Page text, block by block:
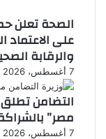
الصحة تعلن
على الاعتماد
والرقابة
7 أغسطس، 2026
التضامن
مصر”
7 أغسطس، 2026